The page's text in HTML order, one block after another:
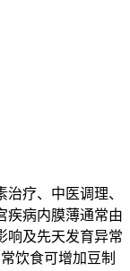
疗、中医调理、
疾病内膜薄通常由
响及先天发育异常
饮食可增加豆制